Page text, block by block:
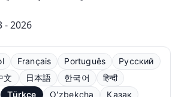
- 2026
Français Português
Русский
文 日本語 한국어
हिन्दी
Türkçe Oʻzbekcha Қазақ